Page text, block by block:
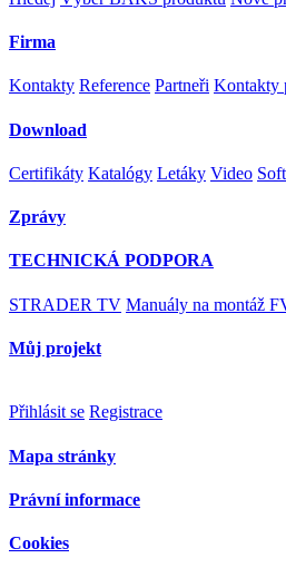
Firma
Kontakty Reference Partneři Kontakty
Download
Certifikáty Katalógy Letáky Video
Zprávy
TECHNICKÁ PODPORA
STRADER TV Manuály na montáž
Můj projekt
Přihlásit se Registrace
Mapa stránky
Právní informace
Cookies